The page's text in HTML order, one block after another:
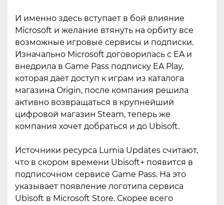
И именно здесь вступает в бой влияние
Microsoft и желание втянуть на орбиту все
возможные игровые сервисы и подписки.
Изначально Microsoft договорилась с EA и
внедрила в Game Pass подписку EA Play,
которая даёт доступ к играм из каталога
магазина Origin, после компания решила
активно возвращаться в крупнейший
цифровой магазин Steam, теперь же
компания хочет добраться и до Ubisoft.
Источники ресурса Lumia Updates считают,
что в скором времени Ubisoft+ появится в
подписочном сервисе Game Pass. На это
указывает появление логотипа сервиса
Ubisoft в Microsoft Store. Скорее всего